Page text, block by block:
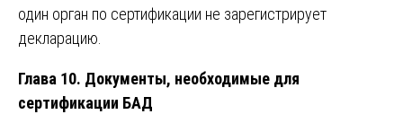
один орган по сертификации не зарегистрирует
декларацию.
Глава 10. Документы, необходимые для
сертификации БАД